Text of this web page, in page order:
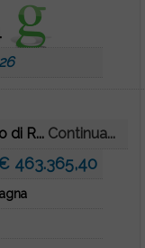
di R... Continua...
463.365,40